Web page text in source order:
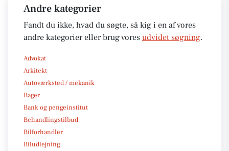
Andre kategorier
Fandt du ikke, hvad du søgte, så kig i en af vores
andre kategorier eller brug vores udvidet søgning.
Advokat
Arkitekt
Autoværksted / mekanik
Bager
Bank og pengeinstitut
Behandlingstilbud
Bilforhandler
Biludlejning